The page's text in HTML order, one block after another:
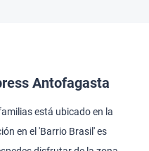
Antofagasta
está ubicado en la
en el 'Barrio Brasil' es